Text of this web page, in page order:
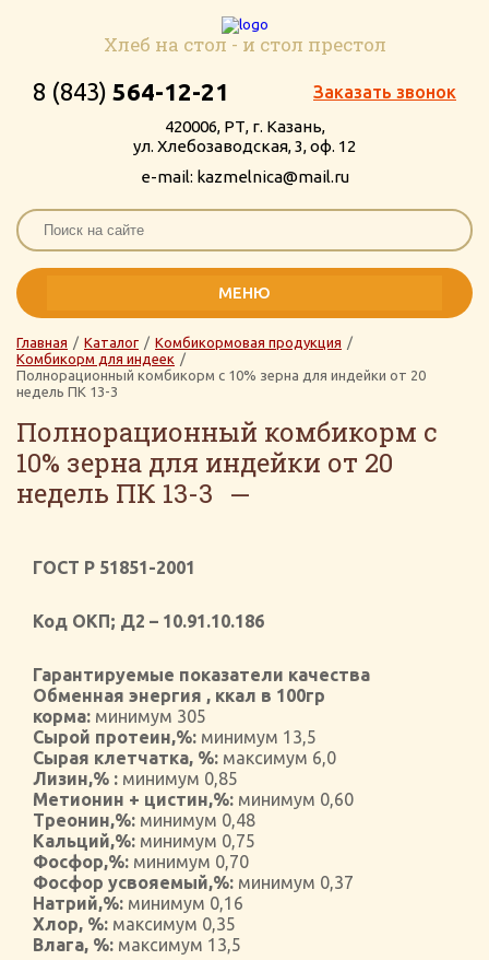
Хлеб на стол - и стол престол
8 (843) 564-12-21 Заказать звонок
420006, РТ, г. Казань,
ул. Хлебозаводская, 3, оф. 12
e-mail: kazmelnica@mail.ru
МЕНЮ
Главная / Каталог / Комбикормовая продукция /
Комбикорм для индеек /
Полнорационный комбикорм с 10% зерна для индейки от 20
недель ПК 13-3
Полнорационный комбикорм с
10% зерна для индейки от 20
недель ПК 13-3
ГОСТ Р 51851-2001
Код ОКП; Д2 – 10.91.10.186
Гарантируемые показатели качества
Обменная энергия , ккал в 100гр
корма: минимум 305
Сырой протеин,%: минимум 13,5
Сырая клетчатка, %: максимум 6,0
Лизин,% : минимум 0,85
Метионин + цистин,%: минимум 0,60
Треонин,%: минимум 0,48
Кальций,%: минимум 0,75
Фосфор,%: минимум 0,70
Фосфор усвояемый,%: минимум 0,37
Натрий,%: минимум 0,16
Хлор, %: максимум 0,35
Влага, %: максимум 13,5